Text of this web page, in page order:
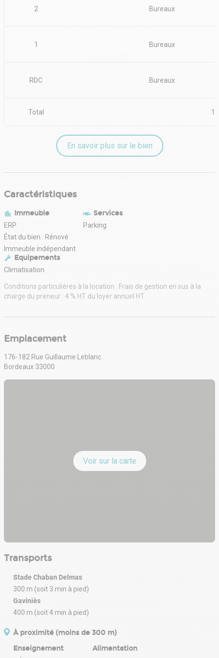
Dépot de garantie : 3 mois de loyer HT/HC
2 Bureaux
1 Bureaux
RDC Bureaux
Total 1
En savoir plus sur le bien
Caractéristiques
Immeuble
ERP
État du bien : Rénové
Immeuble indépendant
Services
Parking
Equipements
Climatisation
Conditions particulières à la location : Frais de gestion en sus à la
charge du preneur : 4 % HT du loyer annuel HT
Emplacement
176-182 Rue Guillaume Leblanc
Bordeaux 33000
Voir sur la carte
Transports
Stade Chaban Delmas
300 m (soit 3 min à pied)
Gaviniès
400 m (soit 4 min à pied)
À proximité (moins de 300 m)
Enseignement
Alimentation